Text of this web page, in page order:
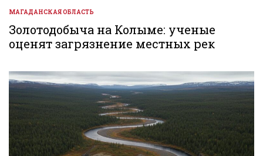
ОПУБЛИКОВАНО
В
МАГАДАНСКАЯ ОБЛАСТЬ
Золотодобыча на Колыме: ученые
оценят загрязнение местных рек